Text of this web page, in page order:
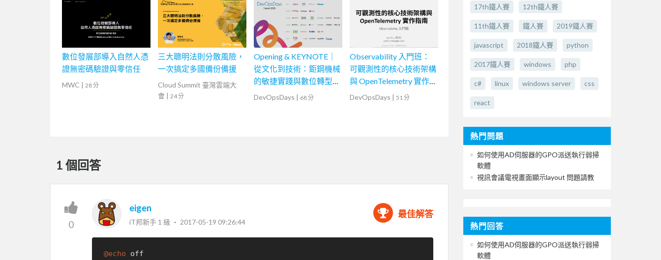
數位發展部導入自然人憑
證無密碼驗證與零信任
MWC | 28 分
三大聰明法則分散風險，
一次搞定多國備份備援
Cloud Summit 臺灣雲端大
會 | 24 分
Opening & KEYNOTE｜
從文化到技術：鉅鋼機械
的敏捷實踐與數位轉型之
路
DevOpsDays | 68 分
Observability 入門班：
可觀測性的核心技術架構
與 OpenTelemetry 實作指
南
DevOpsDays | 51 分
1 個回答
0
eigen
iT邦新手 1 級 ‧ 2017-05-19 09:26:44
最佳解答
@echo off
17th鐵人賽 12th鐵人賽
11th鐵人賽 鐵人賽 2019鐵人賽
javascript 2018鐵人賽 python
2017鐵人賽 windows php
c# linux windows server css
react
熱門問題
如何使用AD伺服器的GPO派送執行弱掃
軟體
視訊會議電視畫面顯示layout 問題請教
熱門回答
如何使用AD伺服器的GPO派送執行弱掃
軟體